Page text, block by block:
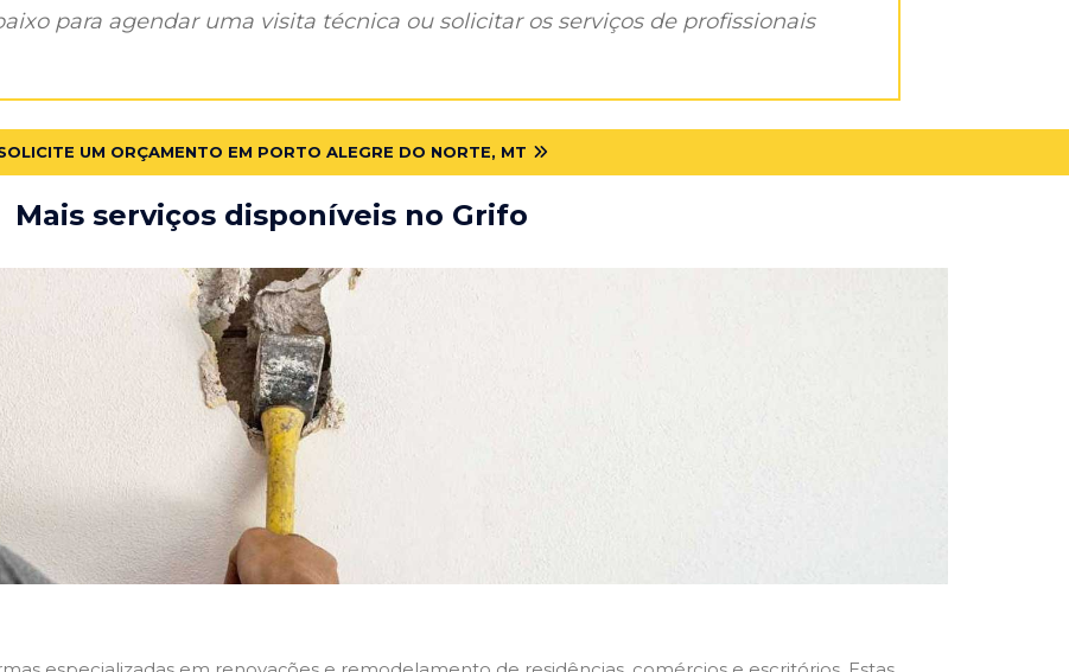
para agendar uma visita técnica ou solicitar os serviços de profissionais
UM ORÇAMENTO EM PORTO ALEGRE DO NORTE, MT
Mais serviços disponíveis no Grifo